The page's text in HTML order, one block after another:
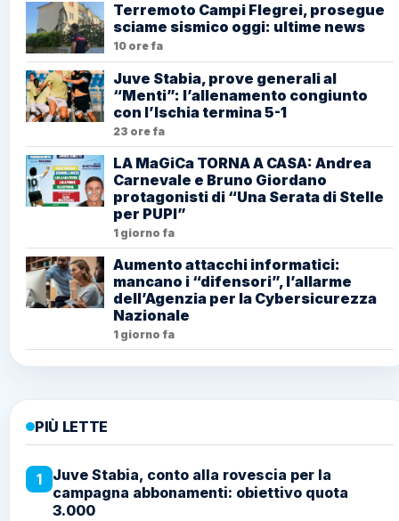
Terremoto Campi Flegrei, prosegue
sciame sismico oggi: ultime news
10 ore fa
Juve Stabia, prove generali al
“Menti”: l’allenamento congiunto
con l’Ischia termina 5-1
23 ore fa
LA MaGiCa TORNA A CASA: Andrea
Carnevale e Bruno Giordano
protagonisti di “Una Serata di Stelle
per PUPI”
1 giorno fa
Aumento attacchi informatici:
mancano i “difensori”, l’allarme
dell’Agenzia per la Cybersicurezza
Nazionale
1 giorno fa
PIÙ LETTE
1
Juve Stabia, conto alla rovescia per la
campagna abbonamenti: obiettivo quota
3.000